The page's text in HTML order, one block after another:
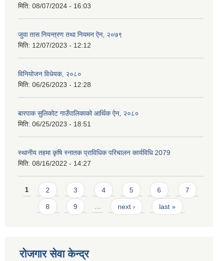
मिति: 08/07/2024 - 16:03
जुवा तास नियन्त्रण तथा नियमन ऐन, २०७९
मिति: 12/07/2023 - 12:12
विनियोजन विधेयक, २०८०
मिति: 06/26/2023 - 12:28
बारपाक सुलिकोट गाउँपालिकाको आर्थिक ऐन, २०८०
मिति: 06/25/2023 - 18:51
स्थानीय तहमा कृषि स्नातक प्राविधिक परिचालन कार्यविधि 2079
मिति: 08/16/2022 - 14:27
Pages
1 2 3 4 5 6 7
8 9 … next › last »
रोजगार सेवा केन्द्र